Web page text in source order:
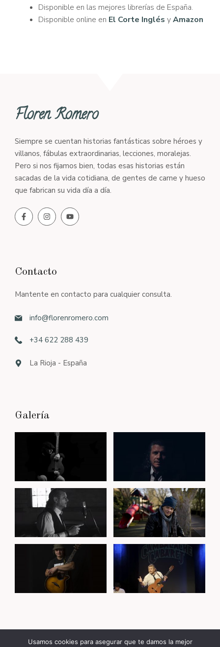
Disponible en las mejores librerías de España.
Disponible online en El Corte Inglés yAmazon
Floren Romero
Siempre se cuentan historias fantásticas sobre héroes y
villanos, fábulas extraordinarias, lecciones, moralejas.
Pero si nos fijamos bien, todas esas historias están
sacadas de la vida cotidiana, de gentes de carne y hueso
que fabrican su vida día a día.
Contacto
Mantente en contacto para cualquier consulta.
info@florenromero.com
+34 622 288 439
La Rioja - España
Galería
Usamos cookies para asegurar que te damos la mejor